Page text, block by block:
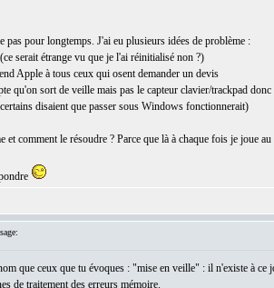
pour longtemps. J'ai eu plusieurs idées de problème :
serait étrange vu que je l'ai réinitialisé non ?)
Apple à tous ceux qui osent demander un devis
qu'on sort de veille mais pas le capteur clavier/trackpad
disaient que passer sous Windows fonctionnerait)
comment le résoudre ? Parce que là à chaque fois je joue
que ceux que tu évoques : "mise en veille" : il n'existe à
de traitement des erreurs mémoire.